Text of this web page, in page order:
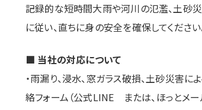
記録的な短時間大雨や河川の氾濫、土砂
に従い、直ちに身の安全を確保してください
■ 当社の対応について
・雨漏り、浸水、窓ガラス破損、土砂災害
絡フォーム（公式LINE または、ほっとメー